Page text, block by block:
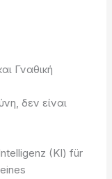
Γναθική
δεν είναι
(KI) für